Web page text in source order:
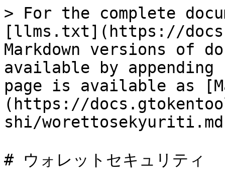
> For the complete
[llms.txt](https://
Markdown versions of
available by
page is available as
(https://
shi/
# ウォレットセキュリティ